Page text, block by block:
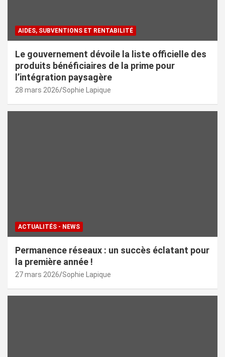
AIDES, SUBVENTIONS ET RENTABILITÉ
Le gouvernement dévoile la liste officielle des
produits bénéficiaires de la prime pour
l’intégration paysagère
28 mars 2026 Sophie Lapique
ACTUALITÉS - NEWS
Permanence réseaux : un succès éclatant pour
la première année !
27 mars 2026 Sophie Lapique